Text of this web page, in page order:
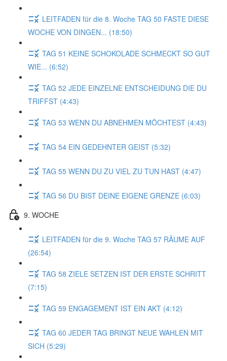
LEITFADEN für die 8. Woche TAG 50 FASTE DIESE
WOCHE VON DINGEN... (18:50)
TAG 51 KEINE SCHOKOLADE SCHMECKT SO GUT
WIE... (6:52)
TAG 52 JEDE EINZELNE ENTSCHEIDUNG DIE DU
TRIFFST (4:43)
TAG 53 WENN DU ABNEHMEN MÖCHTEST (4:43)
TAG 54 EIN GEDEHNTER GEIST (5:32)
TAG 55 WENN DU ZU VIEL ZU TUN HAST (4:47)
TAG 56 DU BIST DEINE EIGENE GRENZE (6:03)
9. WOCHE
LEITFADEN für die 9. Woche TAG 57 RÄUME AUF
(26:54)
TAG 58 ZIELE SETZEN IST DER ERSTE SCHRITT
(7:15)
TAG 59 ENGAGEMENT IST EIN AKT (4:12)
TAG 60 JEDER TAG BRINGT NEUE WAHLEN MIT
SICH (5:29)